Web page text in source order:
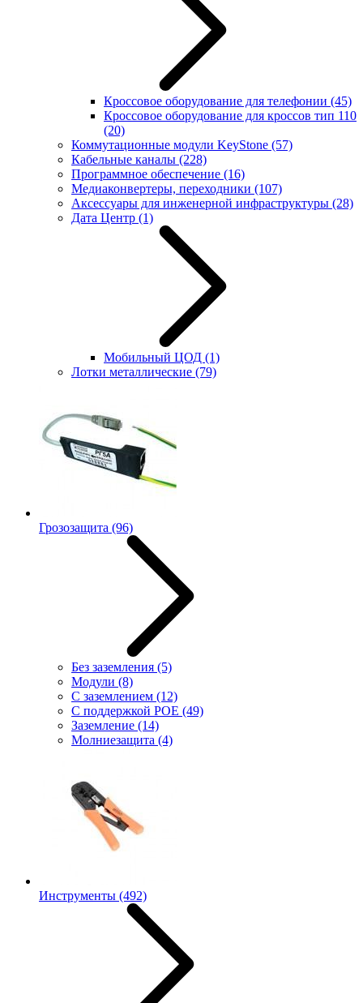
Кроссовое оборудование для телефонии (45)
Кроссовое оборудование для кроссов тип 110
(20)
Коммутационные модули KeyStone (57)
Кабельные каналы (228)
Программное обеспечение (16)
Медиаконвертеры, переходники (107)
Аксессуары для инженерной инфраструктуры (28)
Дата Центр (1)
Мобильный ЦОД (1)
Лотки металлические (79)
Грозозащита (96)
Без заземления (5)
Модули (8)
С заземлением (12)
С поддержкой POE (49)
Заземление (14)
Молниезащита (4)
Инструменты (492)